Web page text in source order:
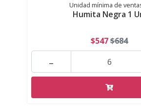
Unidad mínima de
Humita Negra 1
$547$684
-